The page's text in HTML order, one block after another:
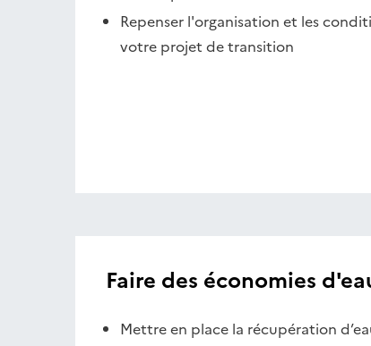
Repenser l'organisation et les
votre projet de transition
Faire des économies
Mettre en place la récupération